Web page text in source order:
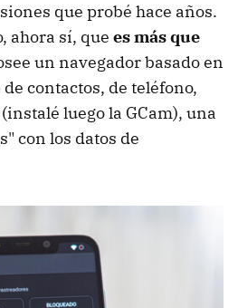
que probé hace años.
ahora sí, que es más que
un navegador basado en
contactos, de teléfono,
luego la GCam), una
con los datos de